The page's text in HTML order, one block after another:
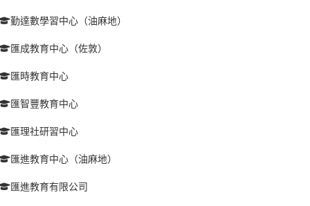
勤達數學習中心（油麻地）
匯成教育中心（佐敦）
匯時教育中心
匯智豐教育中心
匯理社研習中心
匯進教育中心（油麻地）
匯進教育有限公司